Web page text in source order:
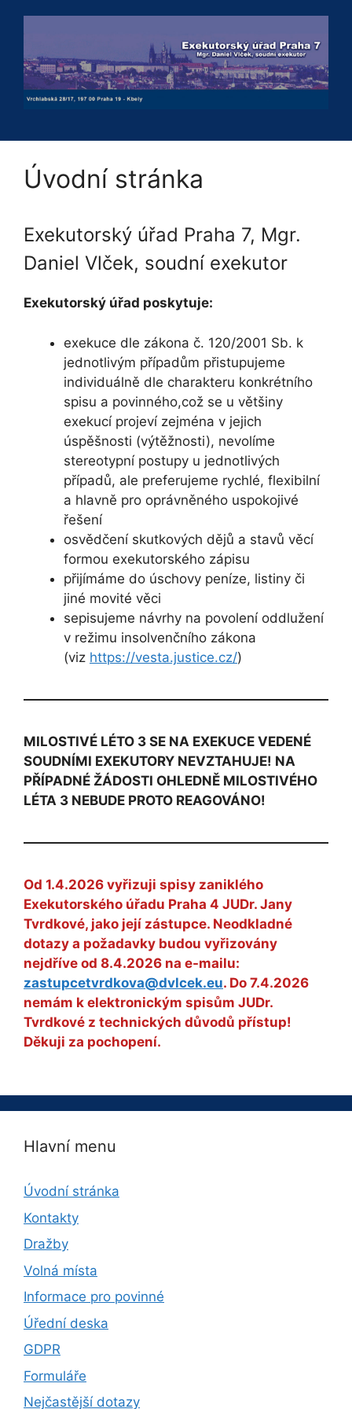
Úvodní stránka
Exekutorský úřad Praha 7, Mgr.
Daniel Vlček, soudní exekutor
Exekutorský úřad poskytuje:
exekuce dle zákona č. 120/2001 Sb. k
jednotlivým případům přistupujeme
individuálně dle charakteru konkrétního
spisu a povinného,což se u většiny
exekucí projeví zejména v jejich
úspěšnosti (výtěžnosti), nevolíme
stereotypní postupy u jednotlivých
případů, ale preferujeme rychlé, flexibilní
a hlavně pro oprávněného uspokojivé
řešení
osvědčení skutkových dějů a stavů věcí
formou exekutorského zápisu
přijímáme do úschovy peníze, listiny či
jiné movité věci
sepisujeme návrhy na povolení oddlužení
v režimu insolvenčního zákona
(viz https://vesta.justice.cz/)
MILOSTIVÉ LÉTO 3 SE NA EXEKUCE VEDENÉ
SOUDNÍMI EXEKUTORY NEVZTAHUJE! NA
PŘÍPADNÉ ŽÁDOSTI OHLEDNĚ MILOSTIVÉHO
LÉTA 3 NEBUDE PROTO REAGOVÁNO!
Od 1.4.2026 vyřizuji spisy zaniklého
Exekutorského úřadu Praha 4 JUDr. Jany
Tvrdkové, jako její zástupce. Neodkladné
dotazy a požadavky budou vyřizovány
nejdříve od 8.4.2026 na e-mailu:
zastupcetvrdkova@dvlcek.eu. Do 7.4.2026
nemám k elektronickým spisům JUDr.
Tvrdkové z technických důvodů přístup!
Děkuji za pochopení.
Hlavní menu
Úvodní stránka
Kontakty
Dražby
Volná místa
Informace pro povinné
Úřední deska
GDPR
Formuláře
Nejčastější dotazy